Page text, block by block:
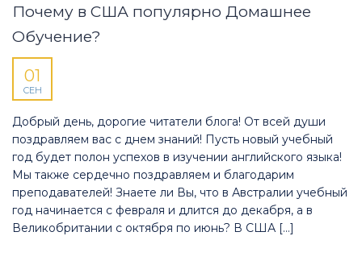
Почему в США популярно Домашнее
Обучение?
01
СЕН
Добрый день, дорогие читатели блога! От всей души
поздравляем вас с днем знаний! Пусть новый учебный
год будет полон успехов в изучении английского языка!
Мы также сердечно поздравляем и благодарим
преподавателей! Знаете ли Вы, что в Австралии учебный
год начинается с февраля и длится до декабря, а в
Великобритании с октября по июнь? В США […]